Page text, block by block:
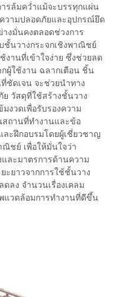
รล้มคว่ำแม้จะบรรทุกแผ่น
วามปลอดภัยและอุปกรณ์ยึด
งมั่นคงตลอดช่วงการ
นวางกระจกเชิงพาณิชย์
งานที่เข้าใจง่าย ซึ่งช่วยลด
ผู้ใช้งาน ฉลากเตือน ชิ้น
ชัดเจน จะช่วยนำทาง
ย วัสดุที่ใช้สร้างชั้นวาง
งวดเพื่อรับรองความ
ถานที่ทำงานและข้อ
ะฝึกอบรมโดยผู้เชี่ยวชาญ
ณิชย์ เพื่อให้มั่นใจว่า
ละมาตรการด้านความ
ยาวจากการใช้ชั้นวาง
ลง จำนวนเรื่องเคลม
แวดล้อมการทำงานที่ดีขึ้น